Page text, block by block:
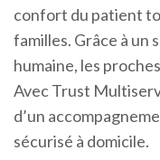
confort du patient
familles. Grâce à un
humaine, les
Avec Trust
d’un
sécurisé à domicile.